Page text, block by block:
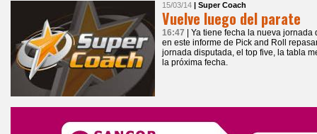
15/03/14 | Super Coach
Vuelve luego del parate
16:47
| Ya tiene fecha la nueva
en este informe de Pick and Roll
jornada disputada, el top five, la tabla
la próxima fecha.